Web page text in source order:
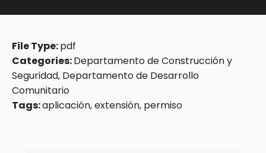
File Type:pdf
Categories:Departamento de Construcción y
Seguridad, Departamento de Desarrollo
Comunitario
Tags:aplicación, extensión, permiso